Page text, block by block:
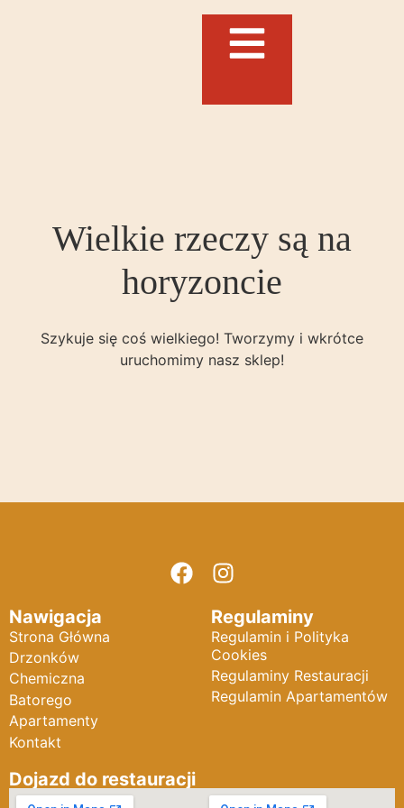
Wielkie rzeczy są na
horyzoncie
Szykuje się coś wielkiego! Tworzymy i wkrótce
uruchomimy nasz sklep!
Nawigacja
Strona Główna
Drzonków
Chemiczna
Batorego
Apartamenty
Kontakt
Regulaminy
Regulamin i Polityka
Cookies
Regulaminy Restauracji
Regulamin Apartamentów
Dojazd do restauracji